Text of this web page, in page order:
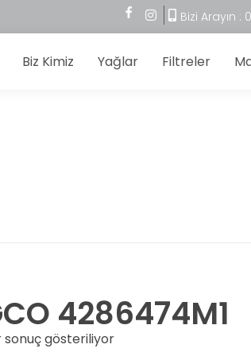
Bizi Arayın :
Biz Kimiz Yağlar Filtreler
4286474M1
sonuç gösteriliyor